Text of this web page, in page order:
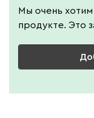
Мы очень
продукте. Это